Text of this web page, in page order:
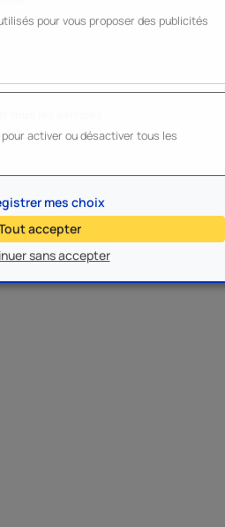
pour vous proposer des publicités
activer ou désactiver tous les
sans accepter
mes choix
accepter